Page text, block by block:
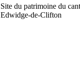
Site du patrimoine du
Edwidge-de-Clifton